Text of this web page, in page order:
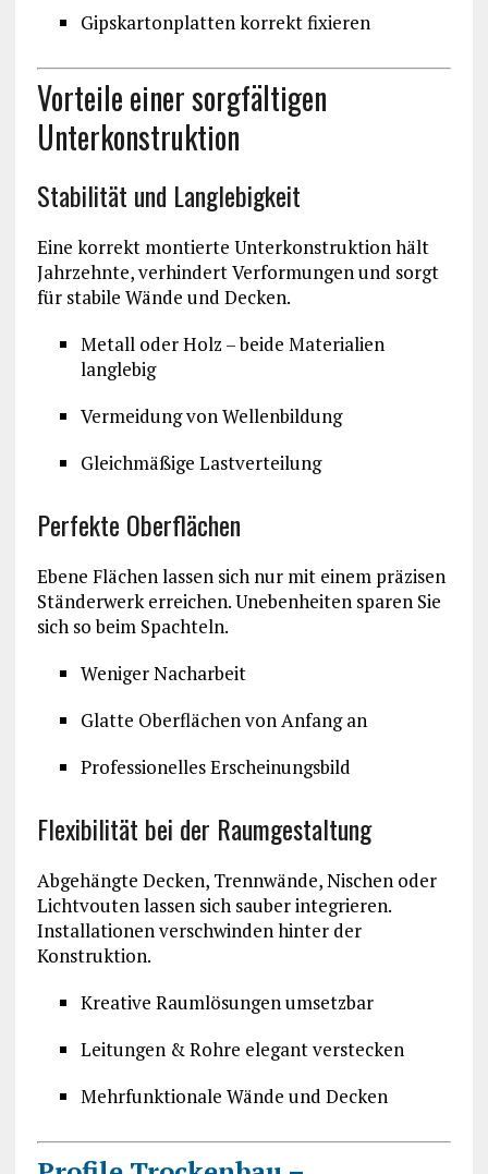
Gipskartonplatten korrekt fixieren
Vorteile einer sorgfältigen
Unterkonstruktion
Stabilität und Langlebigkeit
Eine korrekt montierte Unterkonstruktion hält
Jahrzehnte, verhindert Verformungen und sorgt
für stabile Wände und Decken.
Metall oder Holz – beide Materialien
langlebig
Vermeidung von Wellenbildung
Gleichmäßige Lastverteilung
Perfekte Oberflächen
Ebene Flächen lassen sich nur mit einem präzisen
Ständerwerk erreichen. Unebenheiten sparen Sie
sich so beim Spachteln.
Weniger Nacharbeit
Glatte Oberflächen von Anfang an
Professionelles Erscheinungsbild
Flexibilität bei der Raumgestaltung
Abgehängte Decken, Trennwände, Nischen oder
Lichtvouten lassen sich sauber integrieren.
Installationen verschwinden hinter der
Konstruktion.
Kreative Raumlösungen umsetzbar
Leitungen & Rohre elegant verstecken
Mehrfunktionale Wände und Decken